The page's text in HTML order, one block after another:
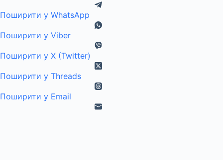
Поширити у WhatsApp
Поширити у Viber
Поширити у X (Twitter)
Поширити у Threads
Поширити у Email